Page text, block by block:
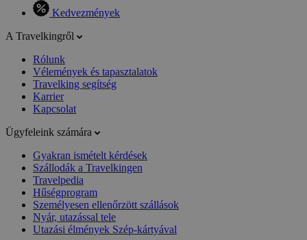
Kedvezmények
A Travelkingről
Rólunk
Vélemények és tapasztalatok
Travelking segítség
Karrier
Kapcsolat
Ügyfeleink számára
Gyakran ismételt kérdések
Szállodák a Travelkingen
Travelpedia
Hűségprogram
Személyesen ellenőrzött szállások
Nyár, utazással tele
Utazási élmények Szép-kártyával